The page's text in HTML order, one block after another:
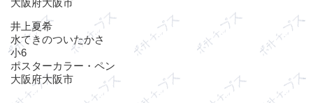
井上夏希
水てきのついたかさ
小6
ポスターカラー・ペン
大阪府大阪市